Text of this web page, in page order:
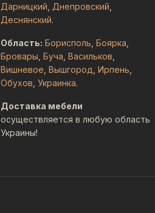
Дарницкий Днепровский
Деснянский.
Область: Борисполь Боярка
Бровары Буча Васильков
Вишневое Вышгород Ирпень
Обухов Украинка.
Доставка мебели
осуществляется в любую область
Украины!